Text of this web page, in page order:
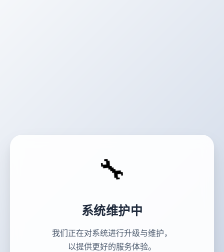
🔧
系统维护中
我们正在对系统进行升级与维护，
以提供更好的服务体验。